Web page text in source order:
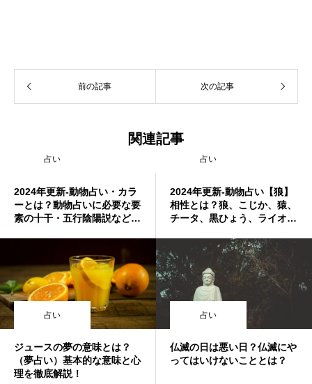
前の記事 次の記事
関連記事
占い
2024年更新-動物占い・カラ
ーとは？動物占いに必要な要
素の十干・五行陰陽説など紹
占い
2024年更新-動物占い【狼】
相性とは？狼、こじか、猿、
チータ、黒ひょう、ライオ
ゾウ、ひつじ、ペガサス
占い
ジュースの夢の意味とは？
（夢占い）基本的な意味と心
理を徹底解説！
占い
仏滅の日は悪い日？仏滅にや
ってはいけないこととは？